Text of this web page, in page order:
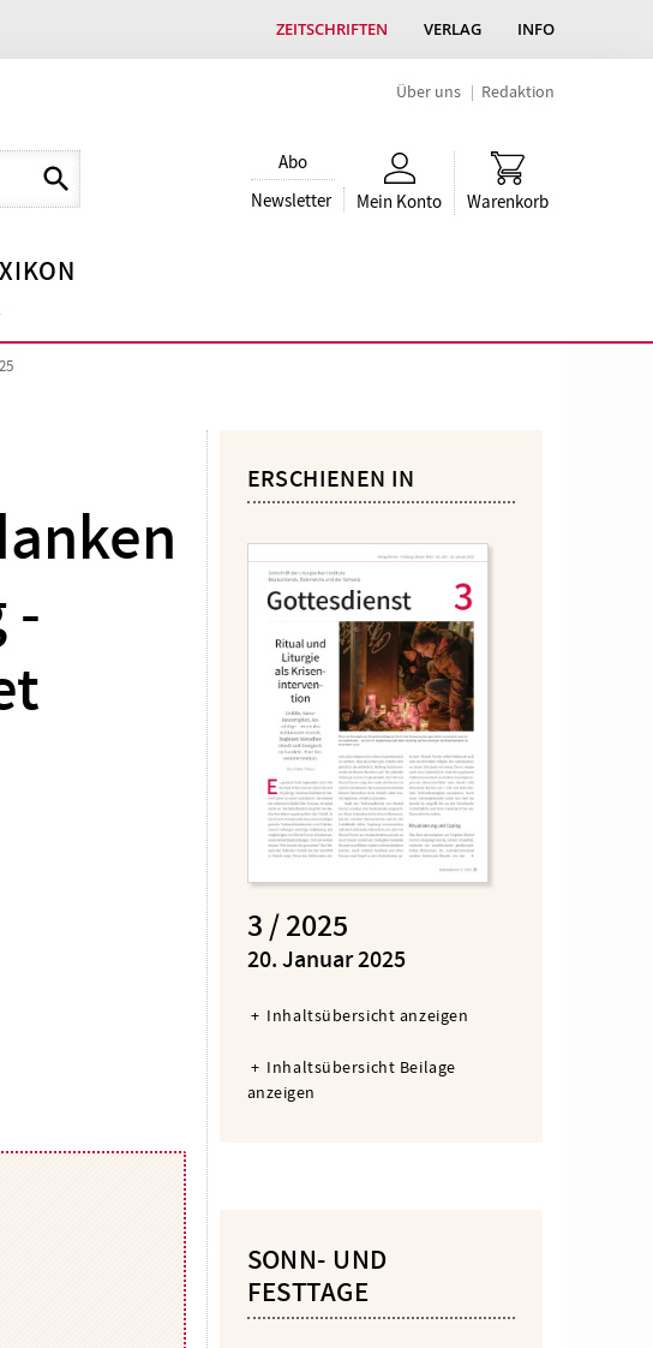
ZEITSCHRIFTEN VERLAG INFO
Über uns Redaktion
Abo
Newsletter
Mein Konto Warenkorb
-
ERSCHIENEN IN
3 / 2025
:
20. Januar 2025
Inhaltsübersicht anzeigen
Inhaltsübersicht Beilage
anzeigen
SONN- UND
FESTTAGE